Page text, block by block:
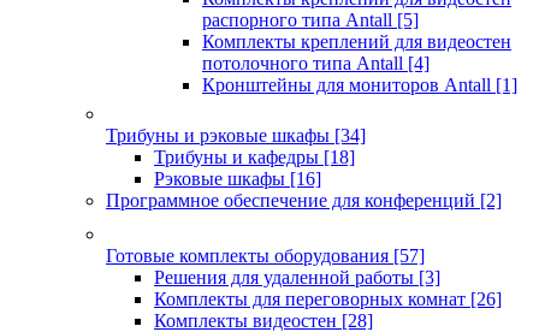
распорного типа Antall [5]
Комплекты креплений для видеостен
потолочного типа Antall [4]
Кронштейны для мониторов Antall [1]
Трибуны и рэковые шкафы [34]
Трибуны и кафедры [18]
Рэковые шкафы [16]
Программное обеспечение для конференций [2]
Готовые комплекты оборудования [57]
Решения для удаленной работы [3]
Комплекты для переговорных комнат [26]
Комплекты видеостен [28]